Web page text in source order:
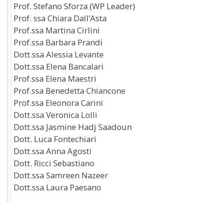
Prof. Stefano Sforza (WP Leader)
Prof. ssa Chiara Dall’Asta
Prof.ssa Martina Cirlini
Prof.ssa Barbara Prandi
Dott.ssa Alessia Levante
Dott.ssa Elena Bancalari
Prof.ssa Elena Maestri
Prof.ssa Benedetta Chiancone
Prof.ssa Eleonora Carini
Dott.ssa Veronica Lolli
Dott.ssa Jasmine Hadj Saadoun
Dott. Luca Fontechiari
Dott.ssa Anna Agosti
Dott. Ricci Sebastiano
Dott.ssa Samreen Nazeer
Dott.ssa Laura Paesano